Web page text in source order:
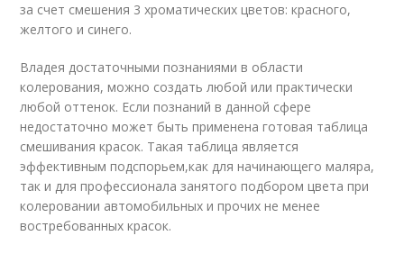
за счет смешения 3 хроматических цветов: красного,
желтого и синего.
Владея достаточными познаниями в области
колерования, можно создать любой или практически
любой оттенок. Если познаний в данной сфере
недостаточно может быть применена готовая таблица
смешивания красок. Такая таблица является
эффективным подспорьем,как для начинающего маляра,
так и для профессионала занятого подбором цвета при
колеровании автомобильных и прочих не менее
востребованных красок.